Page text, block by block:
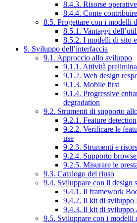
8.4.3. Risorse operative
8.4.4. Come
8.5. Progettare con i modelli
8.5.1. Vantaggi
8.5.2. I modelli di sito
9. Sviluppo dell’interfaccia
9.1. Approccio allo sviluppo
9.1.1. Attività
9.1.2. Web design
9.1.3. Mobile first
9.1.4. Progressive
degradation
9.2. Strumenti di supporto
9.2.1. Feature detection
9.2.2. Verificare le
use
9.2.3. Strumenti e
9.2.4. Supporto
9.2.5. Misurare le
9.3. Catalogo del riuso
9.4. Sviluppare con il design
9.4.1. Il framework
9.4.2. Il kit di sviluppo
9.4.3. Il kit di sviluppo
9.5. Sviluppare con i modelli